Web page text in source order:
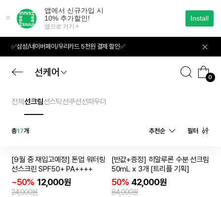
가
✅삼성/네이버페이/우리카드 5천원 결제 할인✅
선케어 0
전체선크림선스틱선쿠션선파우더
총17개 추천순 필터
~50%
[9월 중 재입고예정] 톤업 워터링
선스크린 SPF50+ PA++++
~50% 12,000원
24,000원
50%
[반값+증정] 히알루론 수분 선크림
50mL x 3개 [트리플 기획]
50% 42,000원
84,000원